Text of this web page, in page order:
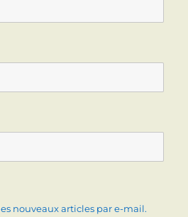
nouveaux articles par e-mail.